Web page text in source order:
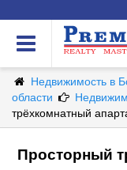
Недвижимость в
области
трёхкомнатный
Просторный